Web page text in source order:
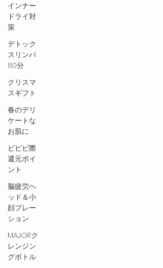
インナー
ドライ対
策
デトック
スリンパ
80分
クリスマ
スギフト
春のデリ
ケートな
お肌に
ビビビ際
還元ポイ
ント
脳疲労ヘ
ッド＆小
顔プレー
ション
MAJORク
レンジン
グボトル